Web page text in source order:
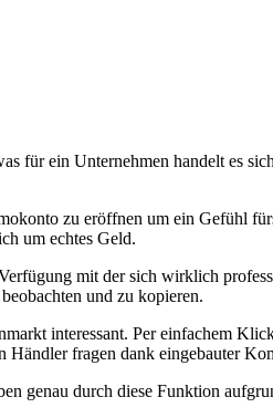
für ein Unternehmen handelt es
zu eröffnen um ein Gefühl
um echtes Geld.
mit der sich wirklich
und zu kopieren.
interessant. Per einfachem
fragen dank eingebauter
genau durch diese Funktion